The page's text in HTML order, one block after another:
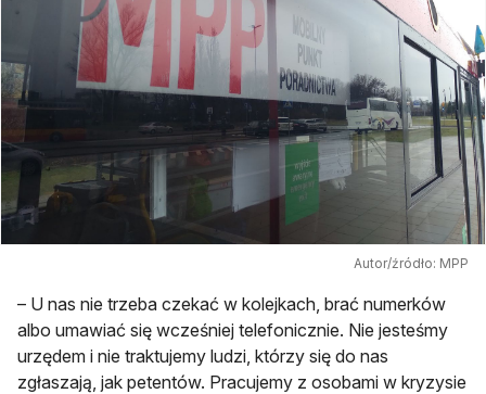
Autor/źródło: MPP
– U nas nie trzeba czekać w kolejkach, brać numerków
albo umawiać się wcześniej telefonicznie. Nie jesteśmy
urzędem i nie traktujemy ludzi, którzy się do nas
zgłaszają, jak petentów. Pracujemy z osobami w kryzysie